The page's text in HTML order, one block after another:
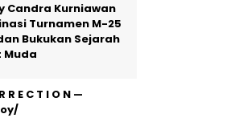
Candra Kurniawan
Turnamen M-25
Bukukan Sejarah
R E C T I O N —